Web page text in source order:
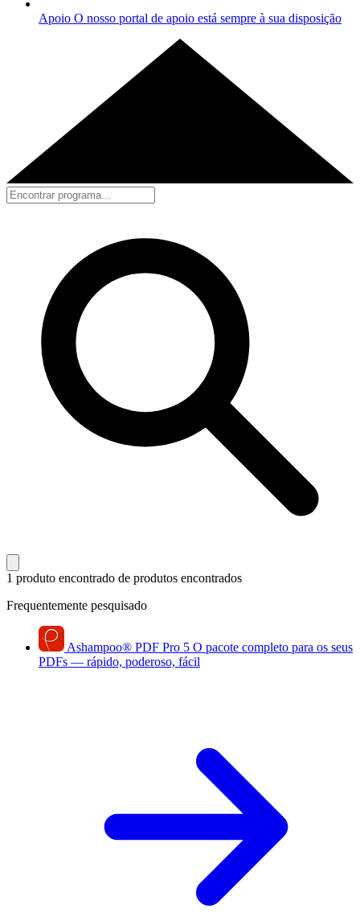
Apoio O nosso portal de apoio está sempre à sua disposição
1 produto encontrado de produtos encontrados
Frequentemente pesquisado
Ashampoo® PDF Pro 5 O pacote completo para os seus
PDFs — rápido, poderoso, fácil